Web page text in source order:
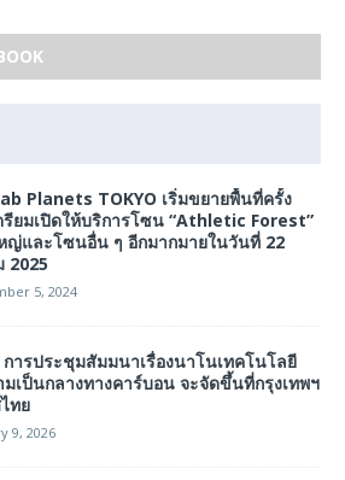
Planets TOKYO เริ่มขยายพื้นที่ครั้ง
รียมเปิดให้บริการโซน “Athletic Forest”
ญ่และโซนอื่น ๆ อีกมากมายในวันที่ 22
2025
5, 2024
การประชุมสัมมนาเรื่องนาโนเทคโนโลยี
เป็นกลางทางคาร์บอน จะจัดขึ้นที่กรุงเทพฯ
ทย
9, 2026